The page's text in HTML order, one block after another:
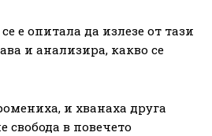
е опитала да излезе от тази
и анализира, какво се
и хванаха друга
свобода в повечето